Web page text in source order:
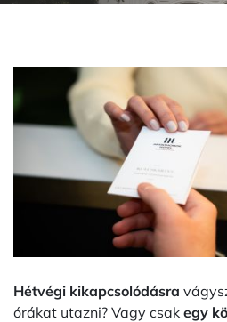
Hétvégi kikapcsolódásra
órákat utazni? Vagy csak egy